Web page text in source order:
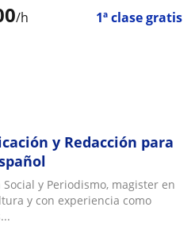
/h 1ª clase gratis
y Redacción para
y Periodismo, magister en
y con experiencia como